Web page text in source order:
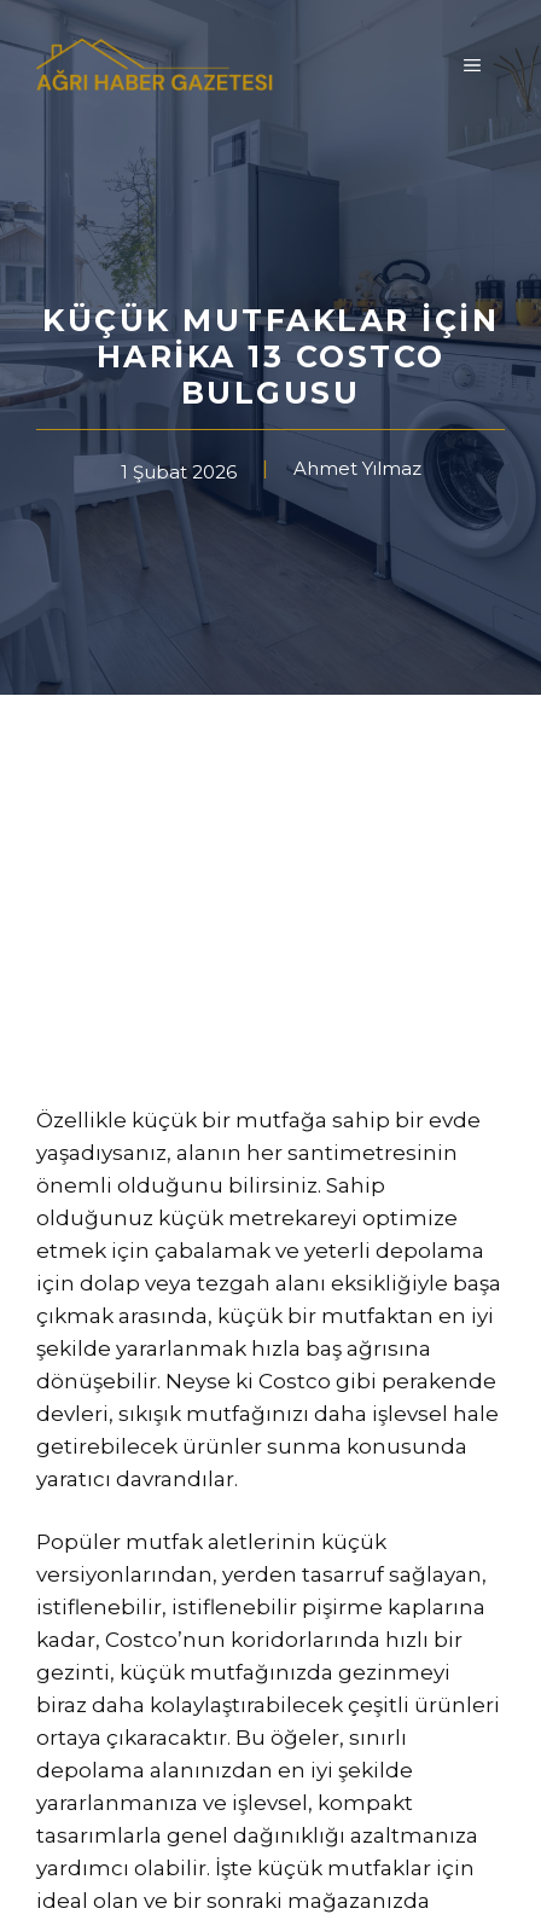
İçeriğe
atla
MENÜ
KÜÇÜK MUTFAKLAR İÇIN
HARIKA 13 COSTCO
BULGUSU
1 Şubat 2026 Ahmet Yılmaz
Özellikle küçük bir mutfağa sahip bir evde
yaşadıysanız, alanın her santimetresinin
önemli olduğunu bilirsiniz. Sahip
olduğunuz küçük metrekareyi optimize
etmek için çabalamak ve yeterli depolama
için dolap veya tezgah alanı eksikliğiyle başa
çıkmak arasında, küçük bir mutfaktan en iyi
şekilde yararlanmak hızla baş ağrısına
dönüşebilir. Neyse ki Costco gibi perakende
devleri, sıkışık mutfağınızı daha işlevsel hale
getirebilecek ürünler sunma konusunda
yaratıcı davrandılar.
Popüler mutfak aletlerinin küçük
versiyonlarından, yerden tasarruf sağlayan,
istiflenebilir, istiflenebilir pişirme kaplarına
kadar, Costco’nun koridorlarında hızlı bir
gezinti, küçük mutfağınızda gezinmeyi
biraz daha kolaylaştırabilecek çeşitli ürünleri
ortaya çıkaracaktır. Bu öğeler, sınırlı
depolama alanınızdan en iyi şekilde
yararlanmanıza ve işlevsel, kompakt
tasarımlarla genel dağınıklığı azaltmanıza
yardımcı olabilir. İşte küçük mutfaklar için
ideal olan ve bir sonraki mağazanızda